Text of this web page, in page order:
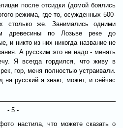
после отсидки (домой боялись
режима, где-то, осужденных 500-
столько же. Занимались одними
древесины по Лозьве реке до
и никто из них никогда название не
А русским это не надо - менять
Я всегда гордился, что живу в
гор, меня полностью устраивали.
на русский я знаю, может, и сейчас
- 5 -
настила, что можете сказать о